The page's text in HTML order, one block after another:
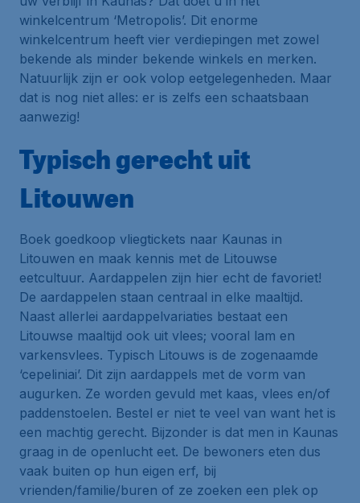
winkelcentrum ‘Metropolis’. Dit enorme
winkelcentrum heeft vier verdiepingen met zowel
bekende als minder bekende winkels en merken.
Natuurlijk zijn er ook volop eetgelegenheden. Maar
dat is nog niet alles: er is zelfs een schaatsbaan
aanwezig!
Typisch gerecht uit
Litouwen
Boek goedkoop vliegtickets naar Kaunas in
Litouwen en maak kennis met de Litouwse
eetcultuur. Aardappelen zijn hier echt de favoriet!
De aardappelen staan centraal in elke maaltijd.
Naast allerlei aardappelvariaties bestaat een
Litouwse maaltijd ook uit vlees; vooral lam en
varkensvlees. Typisch Litouws is de zogenaamde
‘cepeliniai’. Dit zijn aardappels met de vorm van
augurken. Ze worden gevuld met kaas, vlees en/of
paddenstoelen. Bestel er niet te veel van want het is
een machtig gerecht. Bijzonder is dat men in Kaunas
graag in de openlucht eet. De bewoners eten dus
vaak buiten op hun eigen erf, bij
vrienden/familie/buren of ze zoeken een plek op